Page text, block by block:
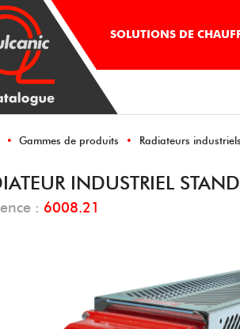
SOLUTIONS DE
Gammes de produits Radiateurs industriels
INDUSTRIEL
: 6008.21